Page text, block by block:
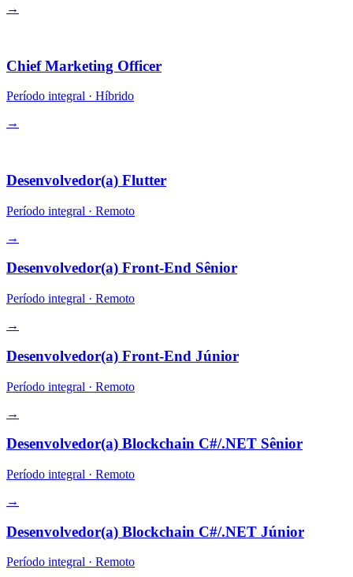
→
Chief Marketing Officer
Período integral · Híbrido
→
Desenvolvedor(a) Flutter
Período integral · Remoto
→
Desenvolvedor(a) Front-End Sênior
Período integral · Remoto
→
Desenvolvedor(a) Front-End Júnior
Período integral · Remoto
→
Desenvolvedor(a) Blockchain C#/.NET Sênior
Período integral · Remoto
→
Desenvolvedor(a) Blockchain C#/.NET Júnior
Período integral · Remoto